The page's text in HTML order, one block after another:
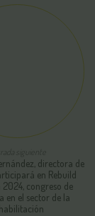
directora de
en Rebuild
2024, congreso de
en el sector de la